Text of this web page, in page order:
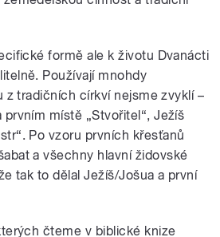
formě ale k životu Dvanácti
Používají mnohdy
z tradičních církví nejsme zvyklí –
místě „Stvořitel“, Ježíš
Po vzoru prvních křesťanů
a všechny hlavní židovské
tak to dělal Ježíš/Jošua a první
čteme v biblické knize